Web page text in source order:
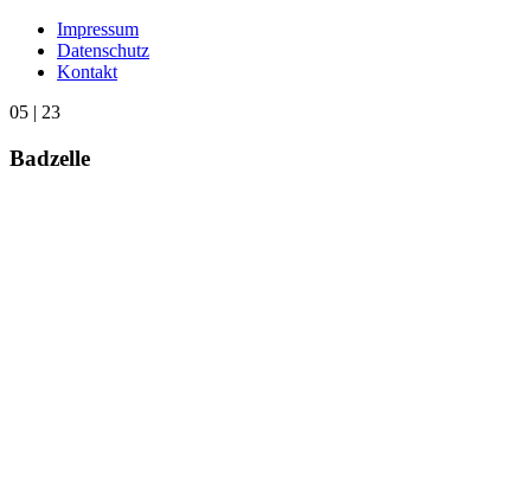
Impressum
Datenschutz
Kontakt
05 | 23
Badzelle